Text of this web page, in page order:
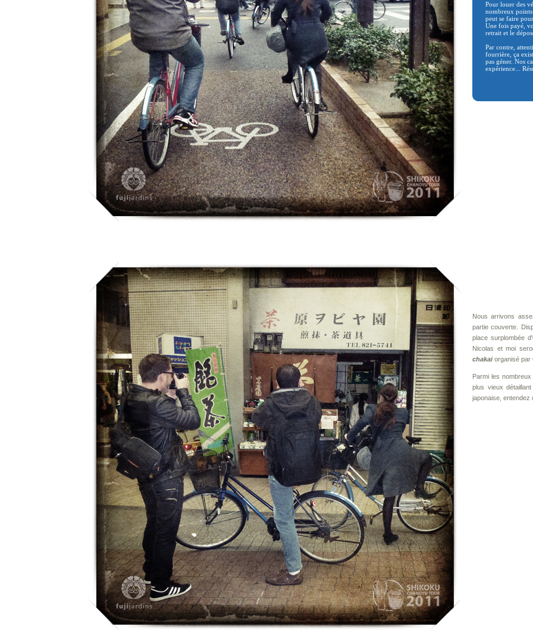
Pour louer des
nombreux
peut se faire
Une fois payé,
retrait et le
Par contre,
fourrière, ça
pas géner. Nos
expérience...
Nous arrivons
partie couverte.
place surplombée
Nicolas et moi
chakai organisé par
Parmi les
plus vieux
japonaise, entendez